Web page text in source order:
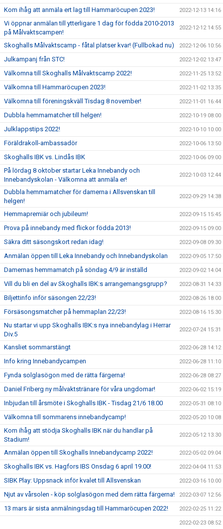
Kom ihåg att anmäla ert lag till Hammaröcupen 2023! 2022-12-13 14:16
Vi öppnar anmälan till ytterligare 1 dag för födda 2010-2013
på Målvaktscampen!
2022-12-12 14:55
Skoghalls Målvaktscamp - fåtal platser kvar! (Fullbokad nu) 2022-12-06 10:56
Julkampanj från STC! 2022-12-02 13:47
Välkomna till Skoghalls Målvaktscamp 2022! 2022-11-25 13:52
Välkomna till Hammaröcupen 2023! 2022-11-02 13:35
Välkomna till föreningskväll Tisdag 8 november! 2022-11-01 16:44
Dubbla hemmamatcher till helgen! 2022-10-19 08:00
Julklappstips 2022! 2022-10-10 10:00
Föräldrakoll-ambassadör 2022-10-06 13:50
Skoghalls IBK vs. Lindås IBK 2022-10-06 09:00
På lördag 8 oktober startar Leka Innebandy och
Innebandyskolan - Välkomna att anmäla er!
2022-10-03 12:44
Dubbla hemmamatcher för damerna i Allsvenskan till
helgen!
2022-09-29 14:38
Hemmapremiär och jubileum! 2022-09-15 15:45
Prova på innebandy med flickor födda 2013! 2022-09-15 09:00
Säkra ditt säsongskort redan idag! 2022-09-08 09:30
Anmälan öppen till Leka Innebandy och Innebandyskolan 2022-09-05 17:50
Damernas hemmamatch på söndag 4/9 är inställd 2022-09-02 14:04
Vill du bli en del av Skoghalls IBK:s arrangemangsgrupp? 2022-08-31 14:33
Biljettinfo inför säsongen 22/23! 2022-08-26 18:00
Försäsongsmatcher på hemmaplan 22/23! 2022-08-16 15:30
Nu startar vi upp Skoghalls IBK:s nya innebandylag i Herrar
Div.5
2022-07-24 15:31
Kansliet sommarstängt 2022-06-28 14:12
Info kring Innebandycampen 2022-06-28 11:10
Fynda solglasögon med de rätta färgerna! 2022-06-28 08:27
Daniel Friberg ny målvaktstränare för våra ungdomar! 2022-06-02 15:19
Inbjudan till årsmöte i Skoghalls IBK - Tisdag 21/6 18.00 2022-05-31 08:10
Välkomna till sommarens innebandycamp! 2022-05-20 10:08
Kom ihåg att stödja Skoghalls IBK när du handlar på
Stadium!
2022-05-12 13:30
Anmälan öppen till Skoghalls Innebandycamp 2022! 2022-05-02 09:04
Skoghalls IBK vs. Hagfors IBS Onsdag 6 april 19.00! 2022-04-04 11:53
SIBK Play: Uppsnack inför kvalet till Allsvenskan 2022-03-16 10:00
Njut av vårsolen - köp solglasögon med dem rätta färgerna! 2022-03-07 12:56
13 mars är sista anmälningsdag till Hammaröcupen 2022! 2022-02-25 11:22
2022-02-23 08:52